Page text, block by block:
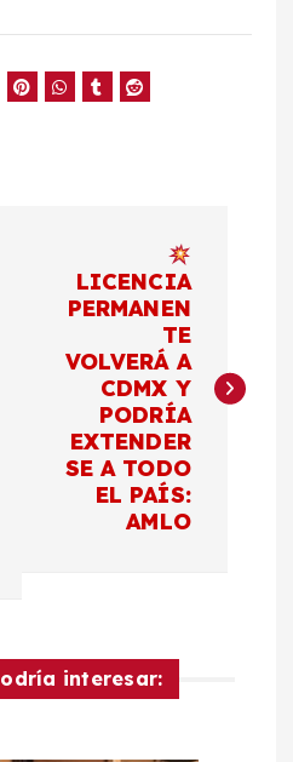
LICENCIA
PERMANEN
TE
VOLVERÁ A
CDMX Y
PODRÍA
EXTENDER
SE A TODO
EL PAÍS:
AMLO
interesar: